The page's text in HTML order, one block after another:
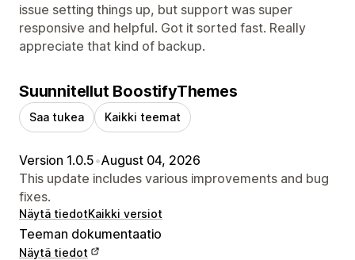
issue setting things up, but support was super
responsive and helpful. Got it sorted fast. Really
appreciate that kind of backup.
Suunnitellut BoostifyThemes
Saa tukea Kaikki teemat
Version 1.0.5•August 04, 2026
This update includes various improvements and bug
fixes.
Näytä tiedotKaikki versiot
Teeman dokumentaatio
Näytä tiedot